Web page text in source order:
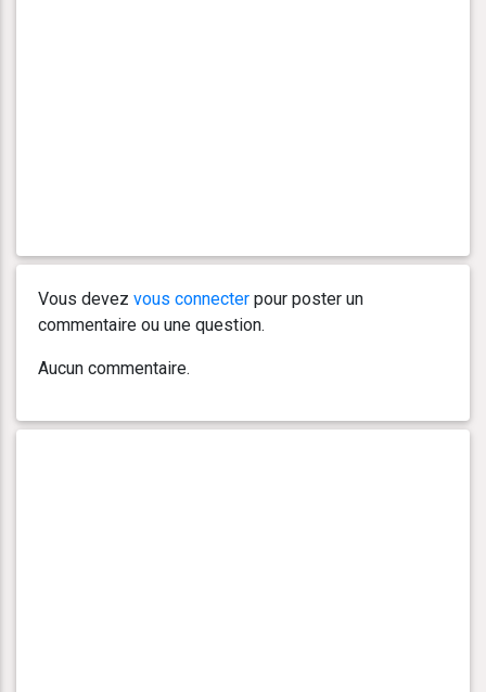
Vous devez vous connecter pour poster un
commentaire ou une question.
Aucun commentaire.